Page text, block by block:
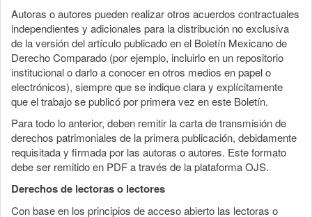
Autoras o autores pueden realizar otros acuerdos contractuales
independientes y adicionales para la distribución no exclusiva
de la versión del artículo publicado en el Boletín Mexicano de
Derecho Comparado (por ejemplo, incluirlo en un repositorio
institucional o darlo a conocer en otros medios en papel o
electrónicos), siempre que se indique clara y explícitamente
que el trabajo se publicó por primera vez en este Boletín.
Para todo lo anterior, deben remitir la carta de transmisión de
derechos patrimoniales de la primera publicación, debidamente
requisitada y firmada por las autoras o autores. Este formato
debe ser remitido en PDF a través de la plataforma OJS.
Derechos de lectoras o lectores
Con base en los principios de acceso abierto las lectoras o